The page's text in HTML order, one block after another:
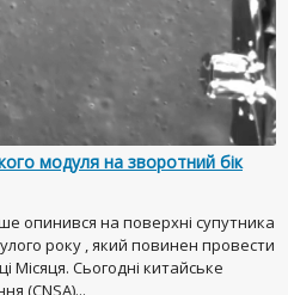
модуля на зворотний бік
опинився на поверхні супутника
року , який повинен провести
Місяця. Сьогодні китайське
(CNSA)...